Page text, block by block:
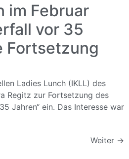
im Februar
vor 35
Fortsetzung
Ladies Lunch (IKLL) des
Regitz zur Fortsetzung des
Jahren“ ein. Das Interesse war
Weiter →